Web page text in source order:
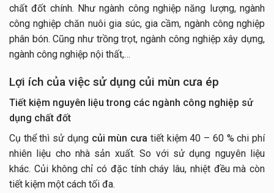
chất đốt chính. Như ngành công nghiệp năng lượng, ngành
công nghiệp chăn nuôi gia súc, gia cầm, ngành công nghiệp
phân bón. Cũng như trồng trọt, ngành công nghiệp xây dựng,
ngành công nghiệp nội thất,…
Lợi ích của việc sử dụng củi mùn cưa ép
Tiết kiệm nguyên liệu trong các ngành công nghiệp sử
dụng chất đốt
Cụ thể thì sử dụng củi mùn cưa tiết kiệm 40 – 60 % chi phí
nhiên liệu cho nhà sản xuất. So với sử dụng nguyên liệu
khác. Củi không chỉ có đặc tính cháy lâu, nhiệt đều mà còn
tiết kiệm một cách tối đa.